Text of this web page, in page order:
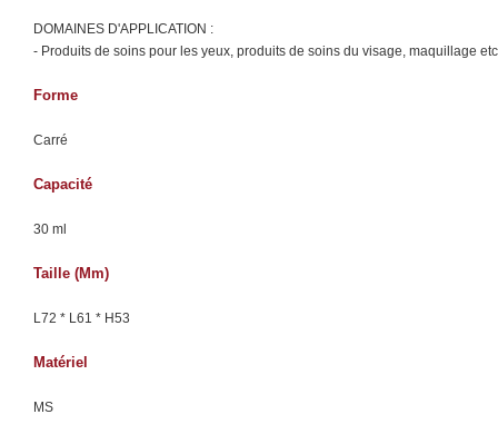
DOMAINES D'APPLICATION :
- Produits de soins pour les yeux, produits de soins du visage, maquillage
Forme
Carré
Capacité
30 ml
Taille (mm)
L72 * L61 * H53
Matériel
MS